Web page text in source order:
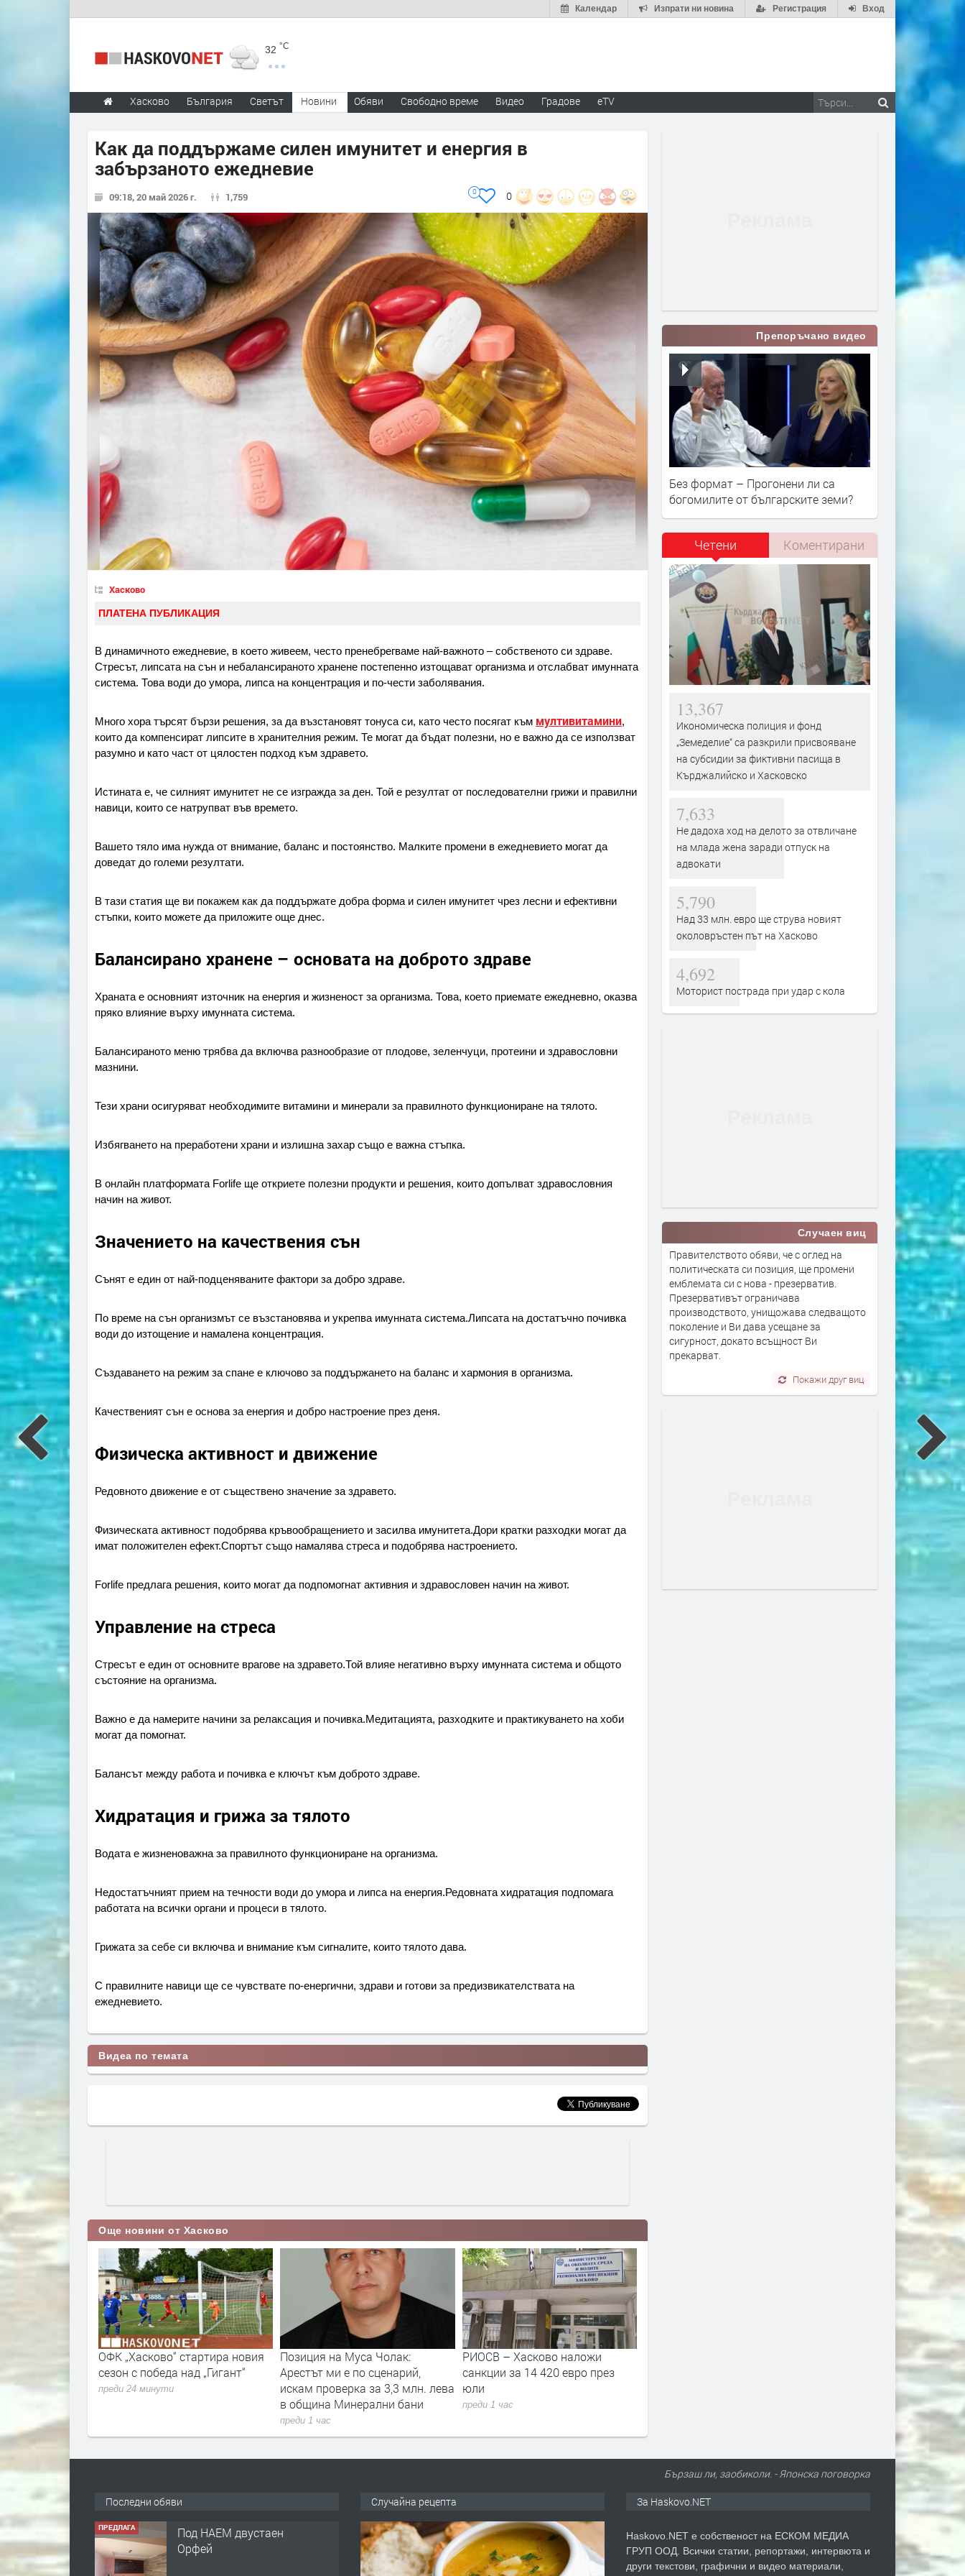
Вход
Регистрация
Изпрати ни новина
Календар
32 °C
Хасково България Светът Новини Обяви Свободно време Видео Градове eTV
Как да поддържаме силен имунитет и енергия в
забързаното ежедневие
09:18, 20 май 2026 г. 1,759 0
0
Хасково
ПЛАТЕНА ПУБЛИКАЦИЯ
В динамичното ежедневие, в което живеем, често пренебрегваме най-важното – собственото си здраве.
Стресът, липсата на сън и небалансираното хранене постепенно изтощават организма и отслабват имунната
система. Това води до умора, липса на концентрация и по-чести заболявания.
Много хора търсят бързи решения, за да възстановят тонуса си, като често посягат към мултивитамини,
които да компенсират липсите в хранителния режим. Те могат да бъдат полезни, но е важно да се използват
разумно и като част от цялостен подход към здравето.
Истината е, че силният имунитет не се изгражда за ден. Той е резултат от последователни грижи и правилни
навици, които се натрупват във времето.
Вашето тяло има нужда от внимание, баланс и постоянство. Малките промени в ежедневието могат да
доведат до големи резултати.
В тази статия ще ви покажем как да поддържате добра форма и силен имунитет чрез лесни и ефективни
стъпки, които можете да приложите още днес.
Балансирано хранене – основата на доброто здраве
Храната е основният източник на енергия и жизненост за организма. Това, което приемате ежедневно, оказва
пряко влияние върху имунната система.
Балансираното меню трябва да включва разнообразие от плодове, зеленчуци, протеини и здравословни
мазнини.
Тези храни осигуряват необходимите витамини и минерали за правилното функциониране на тялото.
Избягването на преработени храни и излишна захар също е важна стъпка.
В онлайн платформата Forlife ще откриете полезни продукти и решения, които допълват здравословния
начин на живот.
Значението на качествения сън
Сънят е един от най-подценяваните фактори за добро здраве.
По време на сън организмът се възстановява и укрепва имунната система.Липсата на достатъчно почивка
води до изтощение и намалена концентрация.
Създаването на режим за спане е ключово за поддържането на баланс и хармония в организма.
Качественият сън е основа за енергия и добро настроение през деня.
Физическа активност и движение
Редовното движение е от съществено значение за здравето.
Физическата активност подобрява кръвообращението и засилва имунитета.Дори кратки разходки могат да
имат положителен ефект.Спортът също намалява стреса и подобрява настроението.
Forlife предлага решения, които могат да подпомогнат активния и здравословен начин на живот.
Управление на стреса
Стресът е един от основните врагове на здравето.Той влияе негативно върху имунната система и общото
състояние на организма.
Важно е да намерите начини за релаксация и почивка.Медитацията, разходките и практикуването на хоби
могат да помогнат.
Балансът между работа и почивка е ключът към доброто здраве.
Хидратация и грижа за тялото
Водата е жизненоважна за правилното функциониране на организма.
Недостатъчният прием на течности води до умора и липса на енергия.Редовната хидратация подпомага
работата на всички органи и процеси в тялото.
Грижата за себе си включва и внимание към сигналите, които тялото дава.
С правилните навици ще се чувствате по-енергични, здрави и готови за предизвикателствата на
ежедневието.
Видеа по темата
Още новини от Хасково
новия
Позиция на Муса Чолак:
Арестът ми е по сценарий,
искам проверка за 3,3 млн. лева
РИОСВ – Хасково наложи
санкции за 14 420 евро през
юли
преди 1 час
Части от „Младежки хълм“,
„Хисаря“, „Тракийски“ и
„Македонски“ са без вода
заради авария
Почина председателят
Хасково и читалищен
Славейко Андонов
Препоръчано видео
Без формат – Прогонени ли са
богомилите от българските земи?
Четени Коментирани
13,367
Икономическа полиция и фонд
„Земеделие“ са разкрили присвояване
на субсидии за фиктивни пасища в
Кърджалийско и Хасковско
7,633
Не дадоха ход на делото за отвличане
на млада жена заради отпуск на
адвокати
5,790
Над 33 млн. евро ще струва новият
околовръстен път на Хасково
4,692
Моторист пострада при удар с кола
Случаен виц
Правителството обяви, че с оглед на
политическата си позиция, ще промени
емблемата си с нова - презерватив.
Презервативът ограничава
производството, унищожава следващото
поколение и Ви дава усещане за
сигурност, докато всъщност Ви
прекарват.
Покажи друг виц
Бързаш ли, заобиколи. - Японска поговорка
Последни обяви
ПРЕДЛАГА
Нов апартамент на ул.
Липа до Езикова
Случайна рецепта За Haskovo.NET
Haskovo.NET е собственост на ЕСКОМ МЕДИА
ГРУП ООД. Всички статии, репортажи, интервюта и
други текстови, графични и видео материали,